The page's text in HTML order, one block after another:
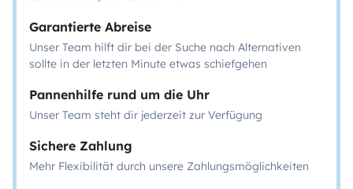
Garantierte Abreise
Unser Team hilft dir bei der Suche nach Alternativen
sollte in der letzten Minute etwas schiefgehen
Pannenhilfe rund um die Uhr
Unser Team steht dir jederzeit zur Verfügung
Sichere Zahlung
Mehr Flexibilität durch unsere Zahlungsmöglichkeiten